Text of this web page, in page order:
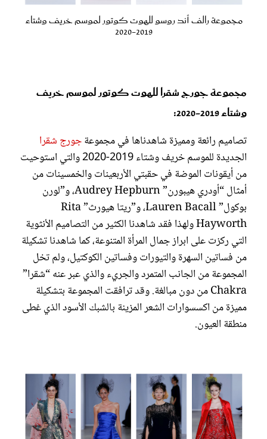
مجموعة رالف أند روسو للهوت كوتور لموسم خريف وشتاء
2019-2020
مجموعة جورج شقرا للهوت كوتور لموسم خريف
وشتاء 2019-2020:
تصاميم رائعة ومميزة شاهدناها في مجموعةجورج شقرا
الجديدة للموسم خريف وشتاء 2019-2020 والتي استوحيت
من أيقونات الموضة في حقبتي الأربعينات والخمسينات من
أمثال “أودري هيبورن” Audrey Hepburn، و”لورن
بوكول” Lauren Bacall، و”ريتا هيورث” Rita
Hayworth ولهذا فقد شاهدنا الكثير من التصاميم الأنثوية
التي ركزت على ابراز جمال المرأة المتنوعة، كما شاهدنا تشكيلة
من فساتين السهرة والتيورات وفساتين الكوكتيل، ولم تخل
المجموعة من الجانب المتمرد والجريء والذي عبر عنه “شقرا”
Chakra من دون مبالغة. وقد ترافقت المجموعة بتشكيلة
مميزة من اكسسوارات الشعر المزينة بالشبك الأسود الذي غطى
منطقة العيون.